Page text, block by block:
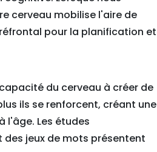
cerveau mobilise l'aire de
pour la planification et
du cerveau à créer de
ils se renforcent, créant une
l'âge. Les études
jeux de mots présentent